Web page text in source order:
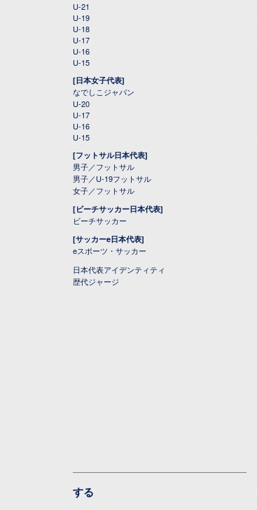
U-21
U-19
U-18
U-17
U-16
U-15
[日本女子代表]
なでしこジャパン
U-20
U-17
U-16
U-15
[フットサル日本代表]
男子／フットサル
男子／U-19フットサル
女子／フットサル
[ビーチサッカー日本代表]
ビーチサッカー
[サッカーe日本代表]
eスポーツ・サッカー
日本代表アイデンティティ
歴代ジャージ
する